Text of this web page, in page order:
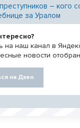
– кого
за Уралом
на наш канал в
новости
на Дзен